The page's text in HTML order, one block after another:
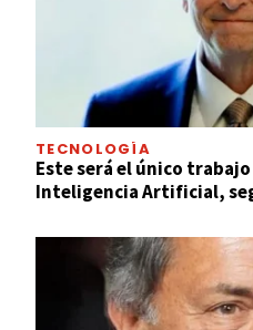
TECNOLOGÍA
Este será el único
Inteligencia Artificial,